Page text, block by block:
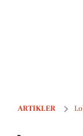
ARTIKLER
Anna Lis